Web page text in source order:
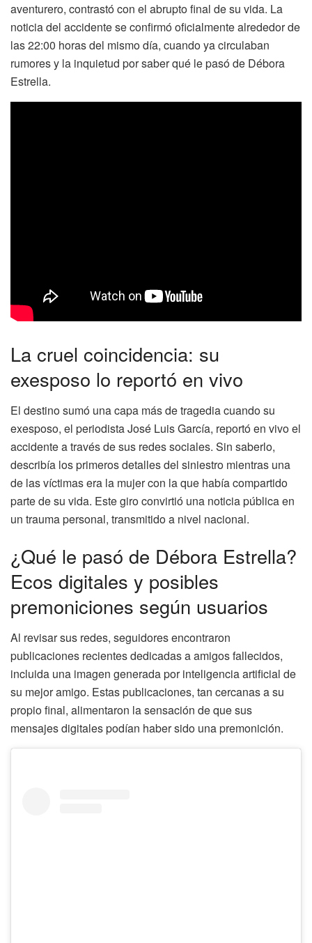
aventurero, contrastó con el abrupto final de su vida. La
noticia del accidente se confirmó oficialmente alrededor de
las 22:00 horas del mismo día, cuando ya circulaban
rumores y la inquietud por saber qué le pasó de Débora
Estrella.
La cruel coincidencia: su
exesposo lo reportó en vivo
El destino sumó una capa más de tragedia cuando su
exesposo, el periodista José Luis García, reportó en vivo el
accidente a través de sus redes sociales. Sin saberlo,
describía los primeros detalles del siniestro mientras una
de las víctimas era la mujer con la que había compartido
parte de su vida. Este giro convirtió una noticia pública en
un trauma personal, transmitido a nivel nacional.
¿Qué le pasó de Débora Estrella?
Ecos digitales y posibles
premoniciones según usuarios
Al revisar sus redes, seguidores encontraron
publicaciones recientes dedicadas a amigos fallecidos,
incluida una imagen generada por inteligencia artificial de
su mejor amigo. Estas publicaciones, tan cercanas a su
propio final, alimentaron la sensación de que sus
mensajes digitales podían haber sido una premonición.